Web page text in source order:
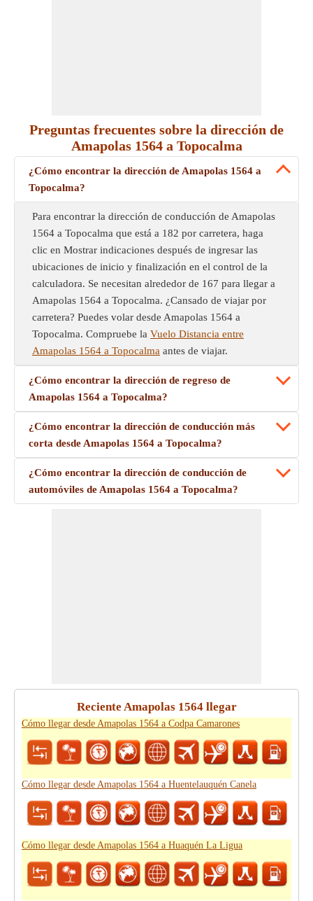
Preguntas frecuentes sobre la dirección de
Amapolas 1564 a Topocalma
¿Cómo encontrar la dirección de Amapolas 1564 a
Topocalma?
Para encontrar la dirección de conducción de Amapolas
1564 a Topocalma que está a 182 por carretera, haga
clic en Mostrar indicaciones después de ingresar las
ubicaciones de inicio y finalización en el control de la
calculadora. Se necesitan alrededor de 167 para llegar a
Amapolas 1564 a Topocalma. ¿Cansado de viajar por
carretera? Puedes volar desde Amapolas 1564 a
Topocalma. Compruebe la Vuelo Distancia entre
Amapolas 1564 a Topocalma antes de viajar.
¿Cómo encontrar la dirección de regreso de
Amapolas 1564 a Topocalma?
¿Cómo encontrar la dirección de conducción más
corta desde Amapolas 1564 a Topocalma?
¿Cómo encontrar la dirección de conducción de
automóviles de Amapolas 1564 a Topocalma?
Reciente Amapolas 1564 llegar
Cómo llegar desde Amapolas 1564 a Codpa Camarones
Cómo llegar desde Amapolas 1564 a Huentelauquén Canela
Cómo llegar desde Amapolas 1564 a Huaquén La Ligua